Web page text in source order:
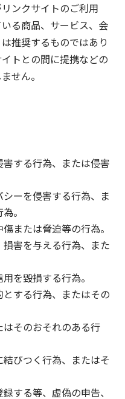
ンクサイトのご利用
る商品、サービス、会
推奨するものではあり
トとの間に提携などの
せん。
する行為、または侵害
ーを侵害する行為、ま
。
または脅迫等の行為。
害を与える行為、また
を毀損する行為。
する行為、またはその
そのおそれのある行
びつく行為、またはそ
する等、虚偽の申告、